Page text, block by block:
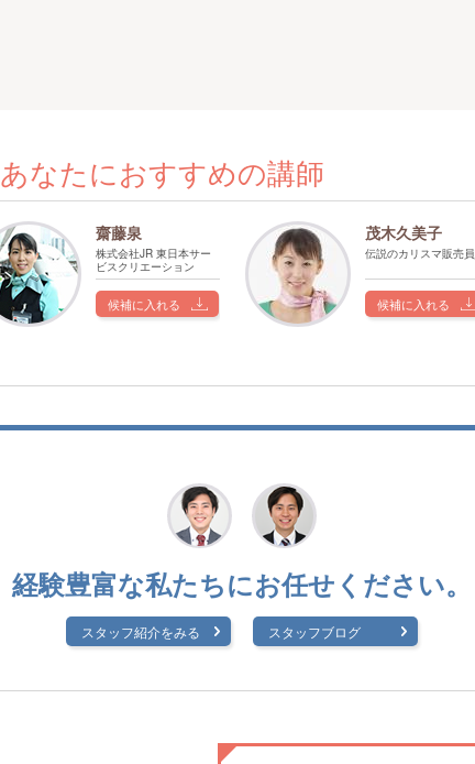
あなたにおすすめの講師
齋藤泉
株式会社JR 東日本サー
ビスクリエーション
候補に入れる
茂木久美子
伝説のカリスマ販売員
候補に入れる
経験豊富な私たちにお任せください。
スタッフ紹介をみる スタッフブログ